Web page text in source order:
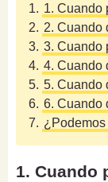
1. 1. Cuando
2. 2. Cuando
3. 3. Cuando
4. 4. Cuando
5. 5. Cuando
6. 6. Cuando
7.
1. Cuando